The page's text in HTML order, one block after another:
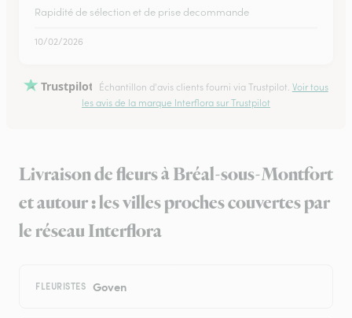
Rapidité de sélection et de prise decommande
10/02/2026
Trustpilot Échantillon d'avis clients fourni via Trustpilot. Voir tous
les avis de la marque Interflora sur Trustpilot
Livraison de fleurs à Bréal-sous-Montfort
et autour : les villes proches couvertes par
le réseau Interflora
FLEURISTES Goven